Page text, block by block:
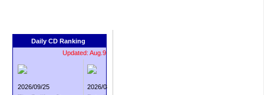
Daily CD Ranking
Updated: Aug.9
2026/09/25
2026/08/26